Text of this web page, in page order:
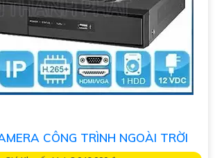
CÔNG TRÌNH NGOÀI TRỜI